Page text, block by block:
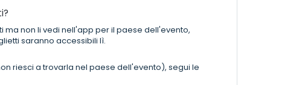
non li vedi nell'app per il paese dell'evento,
saranno accessibili lì.
riesci a trovarla nel paese dell'evento), segui le